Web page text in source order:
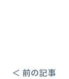
＜ 前の記事